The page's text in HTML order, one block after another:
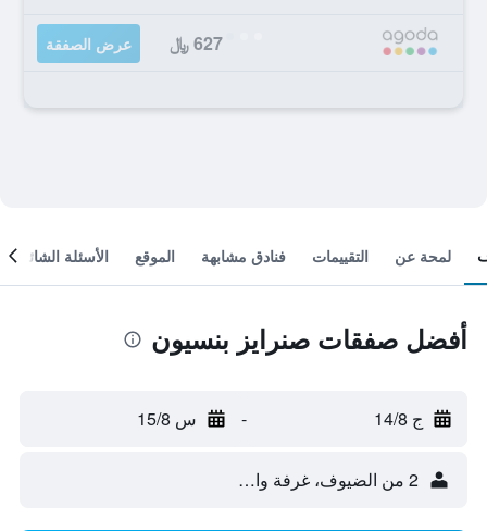
627 ﷼ عرض الصفقة
لمحة عن التقييمات فنادق مشابهة الموقع الأسئلة الشائعة
أفضل صفقات صنرايز بنسيون
ج 14/8 - س 15/8
2 من الضيوف، غرفة واحدة